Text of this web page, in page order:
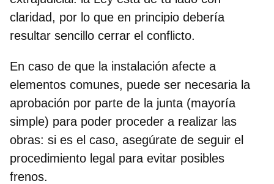
claridad, por lo que en principio debería
resultar sencillo cerrar el conflicto.
En caso de que la instalación afecte a
elementos comunes, puede ser necesaria la
aprobación por parte de la junta (mayoría
simple) para poder proceder a realizar las
obras: si es el caso, asegúrate de seguir el
procedimiento legal para evitar posibles
frenos.